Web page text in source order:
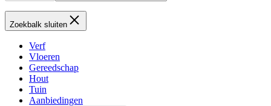
Zoekbalk sluiten
Verf
Vloeren
Gereedschap
Hout
Tuin
Aanbiedingen